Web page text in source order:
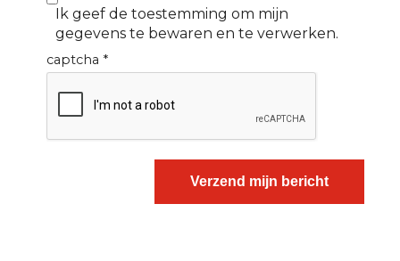
Ik geef de toestemming om mijn
gegevens te bewaren en te verwerken.
captcha *